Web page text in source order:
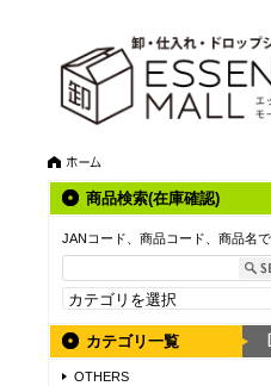
商品検索(在庫確認)
JANコード、商品コード、商品名
カテゴリ一覧
OTHERS